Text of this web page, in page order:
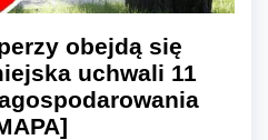
obejdą się
uchwali 11